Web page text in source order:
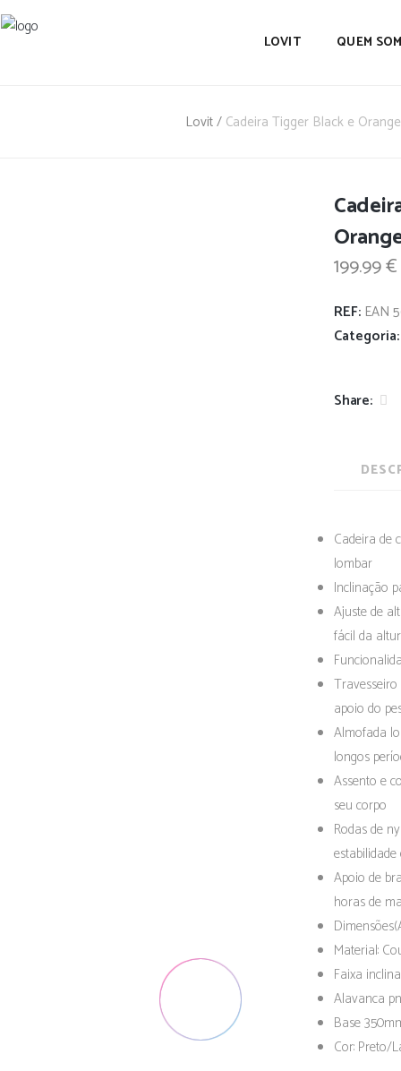
LOVIT QUEM
Lovit/ Cadeira Tigger Black e Orange
199.99€
REF: EAN
Share:
Cadeira de
lombar
Inclinação
Ajuste de
fácil da
apoio do
Almofada
longos
Assento e
seu corpo
Rodas de
Apoio de
horas de
Material:
Faixa
Alavanca
Base
Cor: Preto/